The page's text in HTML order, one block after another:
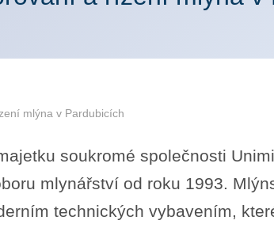
mlýna v Pardubicích
soukromé společnosti
mlynářství od roku 1993.
technických vybavením,